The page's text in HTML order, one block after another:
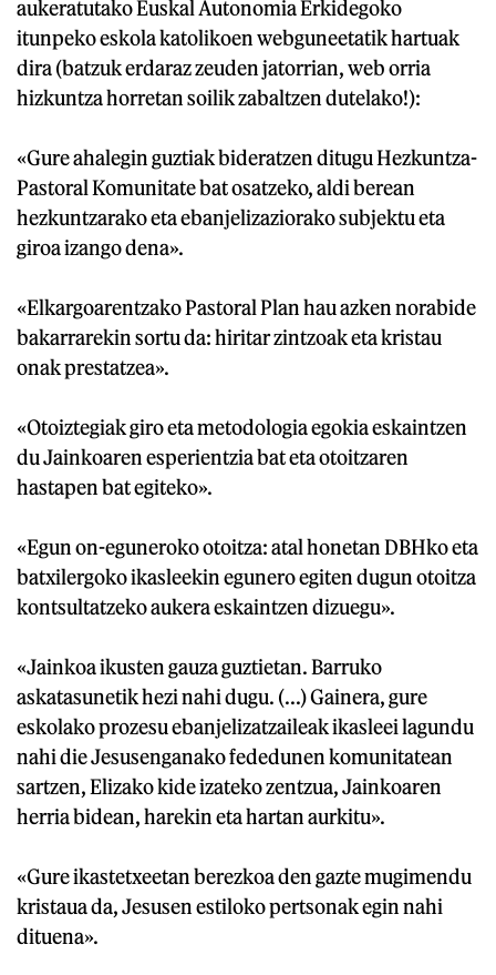
aukeratutako Euskal Autonomia Erkidegoko
itunpeko eskola katolikoen webguneetatik hartuak
dira (batzuk erdaraz zeuden jatorrian, web orria
hizkuntza horretan soilik zabaltzen dutelako!):
«Gure ahalegin guztiak bideratzen ditugu Hezkuntza-
Pastoral Komunitate bat osatzeko, aldi berean
hezkuntzarako eta ebanjelizaziorako subjektu eta
giroa izango dena».
«Elkargoarentzako Pastoral Plan hau azken norabide
bakarrarekin sortu da: hiritar zintzoak eta kristau
onak prestatzea».
«Otoiztegiak giro eta metodologia egokia eskaintzen
du Jainkoaren esperientzia bat eta otoitzaren
hastapen bat egiteko».
«Egun on-eguneroko otoitza: atal honetan DBHko eta
batxilergoko ikasleekin egunero egiten dugun otoitza
kontsultatzeko aukera eskaintzen dizuegu».
«Jainkoa ikusten gauza guztietan. Barruko
askatasunetik hezi nahi dugu. (...) Gainera, gure
eskolako prozesu ebanjelizatzaileak ikasleei lagundu
nahi die Jesusenganako fededunen komunitatean
sartzen, Elizako kide izateko zentzua, Jainkoaren
herria bidean, harekin eta hartan aurkitu».
«Gure ikastetxeetan berezkoa den gazte mugimendu
kristaua da, Jesusen estiloko pertsonak egin nahi
dituena».